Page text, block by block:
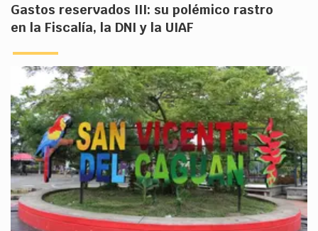
Gastos reservados III: su polémico rastro
en la Fiscalía, la DNI y la UIAF